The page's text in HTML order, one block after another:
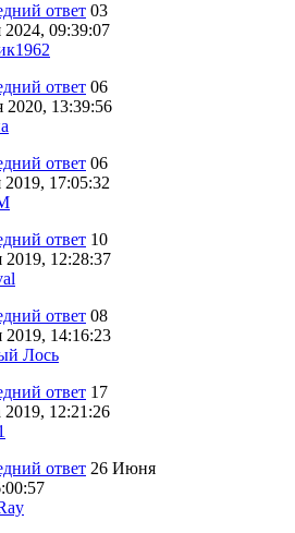
03
2024, 09:39:07
06
2020, 13:39:56
06
2019, 17:05:32
10
2019, 12:28:37
08
2019, 14:16:23
Лось
17
2019, 12:21:26
26 Июня